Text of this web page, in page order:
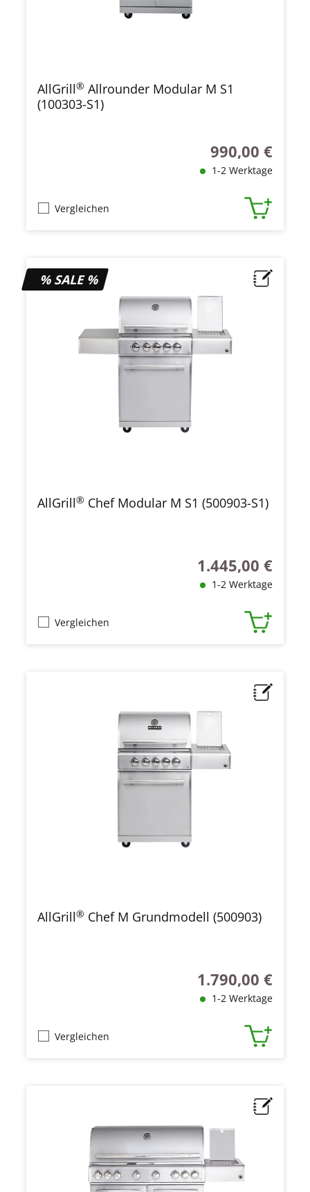
AllGrill® Allrounder Modular M S1
(100303-S1)
Regulärer Preis:
990,00 €
1-2 Werktage
Vergleichen
% SALE %
AllGrill® Chef Modular M S1 (500903-S1)
Regulärer Preis:
1.445,00 €
1-2 Werktage
Vergleichen
AllGrill® Chef M Grundmodell (500903)
Regulärer Preis:
1.790,00 €
1-2 Werktage
Vergleichen